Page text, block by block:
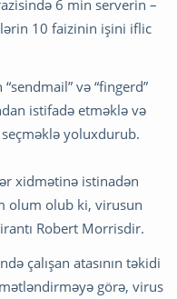
6 min serverin –
10 faizinin işini iflic
və “fingerd”
istifadə etməklə və
seçməklə yoluxdurub.
xidmətinə istinadən
olum olub ki, virusun
Robert Morrisdir.
çalışan atasının təkidi
görə, virus